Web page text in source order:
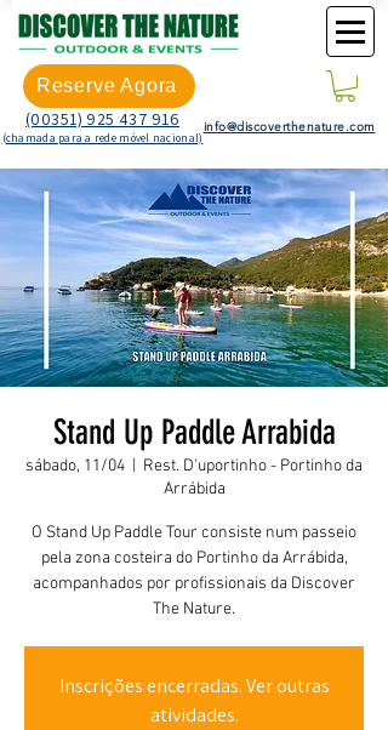
Reserve Agora
(00351) 925 437 916
(chamada para a rede móvel nacional)
info@discoverthenature.com
Stand Up Paddle Arrabida
sábado, 11/04
Rest. D'uportinho - Portinho da
Arrábida
O Stand Up Paddle Tour consiste num passeio
pela zona costeira do Portinho da Arrábida,
acompanhados por profissionais da Discover
The Nature.
Inscrições encerradas. Ver outras
atividades.